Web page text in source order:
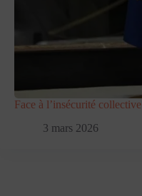
Face à l’insécurité collective
3 mars 2026